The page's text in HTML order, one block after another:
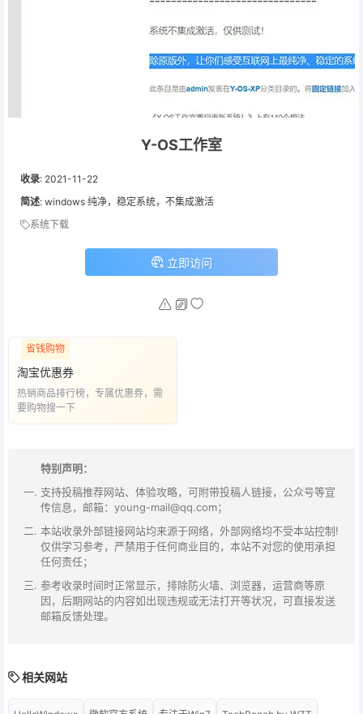
Y-OS工作室
收录: 2021-11-22
简述: windows 纯净，稳定系统，不集成激活
系统下载
立即访问
省钱购物
淘宝优惠券
热销商品排行榜，专属优惠券，需
要购物搜一下
特别声明：
支持投稿推荐网站、体验攻略，可附带投稿人链接，公众号等宣
传信息，邮箱：young-mail@qq.com；
本站收录外部链接网站均来源于网络，外部网络均不受本站控制!
仅供学习参考，严禁用于任何商业目的，本站不对您的使用承担
任何责任；
参考收录时间时正常显示，排除防火墙、浏览器，运营商等原
因，后期网站的内容如出现违规或无法打开等状况，可直接发送
邮箱反馈处理。
相关网站